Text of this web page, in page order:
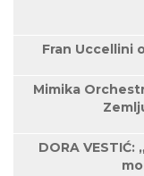
Fran Uccellini
Mimika
DORA